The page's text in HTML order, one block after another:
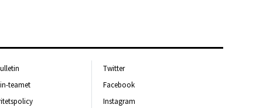
teamet
Twitter
Facebook
Instagram